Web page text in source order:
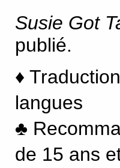
Susie Got
publié.
♦
langues
♣
de 15 ans